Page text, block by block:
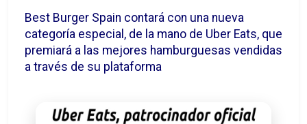
Best Burger Spain contará con una nueva
categoría especial, de la mano de Uber Eats, que
premiará a las mejores hamburguesas vendidas
a través de su plataforma